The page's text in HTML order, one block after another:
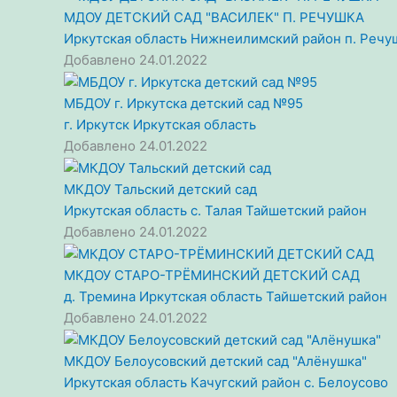
МДОУ ДЕТСКИЙ САД "ВАСИЛЕК" П. РЕЧУШКА
Иркутская область Нижнеилимский район п.
Добавлено 24.01.2022
МБДОУ г. Иркутска детский сад №95
г. Иркутск Иркутская область
Добавлено 24.01.2022
МКДОУ Тальский детский сад
Иркутская область с. Талая Тайшетский район
Добавлено 24.01.2022
МКДОУ СТАРО-ТРЁМИНСКИЙ ДЕТСКИЙ САД
д. Тремина Иркутская область Тайшетский район
Добавлено 24.01.2022
МКДОУ Белоусовский детский сад "Алёнушка"
Иркутская область Качугский район с. Белоусово